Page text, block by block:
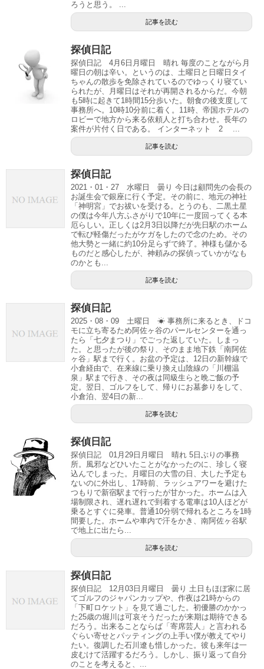
ろうと思う。 ...
記事を読む
探偵日記
探偵日記 4月6日月曜日 晴れ 毎度のことながら月
曜日の朝は辛い。というのは、土曜日と日曜日タイ
ちゃんの散歩を免除されているのでゆっくり寝てい
られたが、月曜日はそれが再開されるからだ。今朝
も5時に起きて1時間15分歩いた。朝食の後支度して
事務所へ。10時10分前に着く。11時、帝国ホテルの
ロビーで地方から来る依頼人と打ち合わせ。長年の
案件が片付く日である。 インターネット 2 ...
記事を読む
探偵日記
2021・01・27 水曜日 曇り 今日は顧問先の会長の
お誕生会で銀座に行く予定。その前に、地元の神社
「神明宮」でお祓いを受ける。とうのも、二黒土星
の僕は今年八方ふさがりで10年に一度回ってくる本
厄らしい。正しくは2月3日以降だが先日駅のホーム
で転び軽傷だったがケガをしたので念のため。その
他大勢と一緒に約10分足らずで終了。神様も儲かる
ものだと感心したが、神頼みの探偵っていかがなも
のかとも...
記事を読む
探偵日記
2025・08・09 土曜日 ☀ 事務所に来るとき、ドコ
モに立ち寄るため阿佐ヶ谷のパールセンターを通っ
たら「七夕まつり」でごった返していた。しまっ
た。と思ったが後の祭り、そのまま地下鉄「南阿佐
ヶ谷」駅まで行く。お盆の予定は、12日の新幹線で
小倉経由で、在来線に乗り換え山陰線の「川棚温
泉」駅まで行き、その夜は同級生らと晩ご飯の予
定。翌日、ゴルフをして、帰りにお墓参りをして、
小倉泊、翌4日の新...
記事を読む
探偵日記
探偵日記 01月29日月曜日 晴れ 5日ぶりの事務
所。風邪などひいたことがなかったのに、珍しく寝
込んでしまった。月曜日の大雪の日、大した予定も
ないのに外出し、17時前、ラッシュアワーを避けた
つもりで新宿駅まで行ったが甘かった。ホームは入
場制限され、遅れ遅れで到着する電車は10人ほどが
乗るとすぐに発車。普通10分弱で帰れるところを1時
間要した。ホームや車内で汗をかき、南阿佐ヶ谷駅
で地上に出たら...
記事を読む
探偵日記
探偵日記 12月03日月曜日 曇り 土日もほぼ家に居
てゴルフのジャパンカップや、作夜は21時からの
「下町ロケット」を見て過ごした。初優勝のかかっ
た25歳の堀川は可哀そうだったが来期は期待できる
だろう。出来ることならば「寄席芸人」と言われる
ぐらい寄せとパッティングの上手い僕が教えてやり
たい。復調した石川遼も惜しかった。彼も来年は一
皮むけて活躍するだろう。しかし、振り返って自分
のことを考えると、...